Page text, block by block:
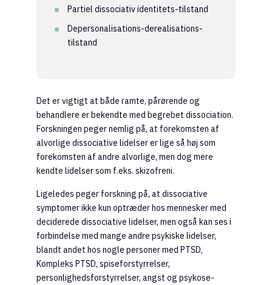
Partiel dissociativ identitets-tilstand
Depersonalisations-derealisations-
tilstand
Det er vigtigt at både ramte, pårørende og
behandlere er bekendte med begrebet dissociation.
Forskningen peger nemlig på, at forekomsten af
alvorlige dissociative lidelser er lige så høj som
forekomsten af andre alvorlige, men dog mere
kendte lidelser som f.eks. skizofreni.
Ligeledes peger forskning på, at dissociative
symptomer ikke kun optræder hos mennesker med
deciderede dissociative lidelser, men også kan ses i
forbindelse med mange andre psykiske lidelser,
blandt andet hos nogle personer med PTSD,
Kompleks PTSD, spiseforstyrrelser,
personlighedsforstyrrelser, angst og psykose-